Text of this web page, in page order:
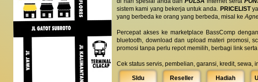
sistem kami yang bekerja untuk anda. PRICELIST
yang berbeda ke orang yang berbeda, misal ke
Percepat akses ke marketplace BassComp
bluetooth, download dan upload materi promosi,
promosi tanpa perlu repot memilih, berbagi link
Cek status servis, pembelian, garansi, kredit, sewa,
SIdu Reseller Hadiah